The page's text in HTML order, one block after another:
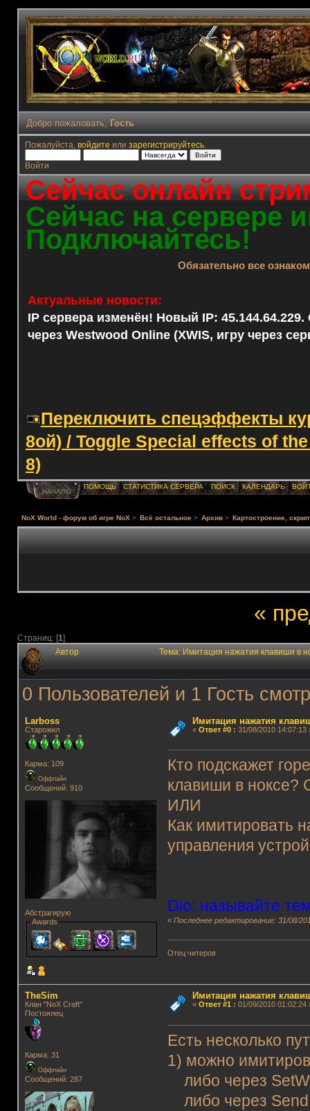
Добро пожаловать, Гость
Пожалуйста, войдите или зарегистрируйтесь.
Войти
Сейчас онлайн
Сейчас на сервере
Подключайтесь!
Обязательно все
Актуальные новости:
IP сервера изменён! Новый IP: 45.144.64.229.
через Westwood Online (XWIS, игру через
Переключить спецэффекты
8ой) / Toggle Special effects of
8)
НАЧАЛО
ПОМОЩЬ СТАТИСТИКА СЕРВЕРА ПОИСК КАЛЕНДАРЬ
NoX World - форум об игре NoX > Всё остальное > Архив > Картостроение,
«
Страниц: [1]
Автор Тема: Имитация нажатия клавиши в
0 Пользователей и 1 Гость
Lаrboss
Старожил
Карма: 109
Оффлайн
Сообщений: 910
Абстрагирую
Awards
Имитация нажатия
« Ответ #0: 31/08/2010 14:07:13
Кто подскажет
клавиши в ноксе?
ИЛИ
Как имитировать
управления
Dio: называйте
«Последнее редактирование: 31/08/
Отец читеров
TheSim
Клан "NoX Craft"
Постоялец
Карма: 31
Оффлайн
Сообщений: 287
Имитация нажатия
« Ответ #1: 01/09/2010 01:02:24
Есть несколько
1) можно
либо через
либо через